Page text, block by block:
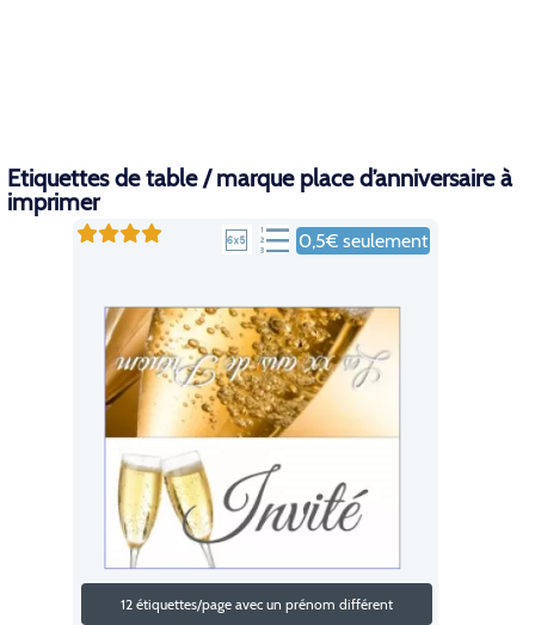
Etiquettes de table / marque place d’anniversaire à
imprimer
0,5€ seulement
12 étiquettes/page avec un prénom différent